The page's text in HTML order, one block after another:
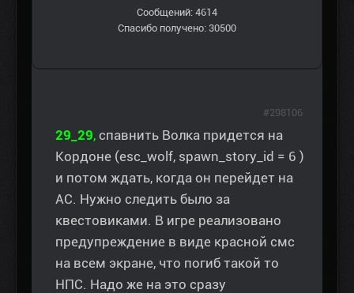
Сообщений: 4614
Спасибо получено: 30500
29_29, спавнить Волка придется на
Кордоне (esc_wolf, spawn_story_id = 6 )
и потом ждать, когда он перейдет на
АС. Нужно следить было за
квестовиками. В игре реализовано
предупреждение в виде красной смс
на всем экране, что погиб такой то
НПС. Надо же на это сразу
#298106